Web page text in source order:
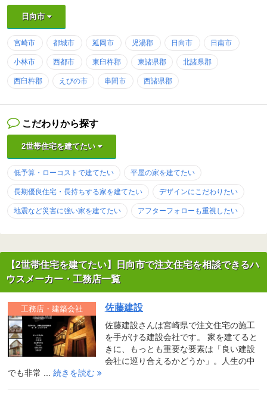
日向市
宮崎市 都城市 延岡市 児湯郡 日向市 日南市
小林市 西都市 東臼杵郡 東諸県郡 北諸県郡
西臼杵郡 えびの市 串間市 西諸県郡
こだわりから探す
2世帯住宅を建てたい
低予算・ローコストで建てたい 平屋の家を建てたい
長期優良住宅・長持ちする家を建てたい デザインにこだわりたい
地震など災害に強い家を建てたい アフターフォローも重視したい
【2世帯住宅を建てたい】日向市で注文住宅を相談できるハ
ウスメーカー・工務店一覧
佐藤建設
佐藤建設さんは宮崎県で注文住宅の施工
を手がける建設会社です。 家を建てると
きに、もっとも重要な要素は「良い建設
会社に巡り合えるかどうか」。人生の中
でも非常 ... 続きを読む
工務店・建築会社